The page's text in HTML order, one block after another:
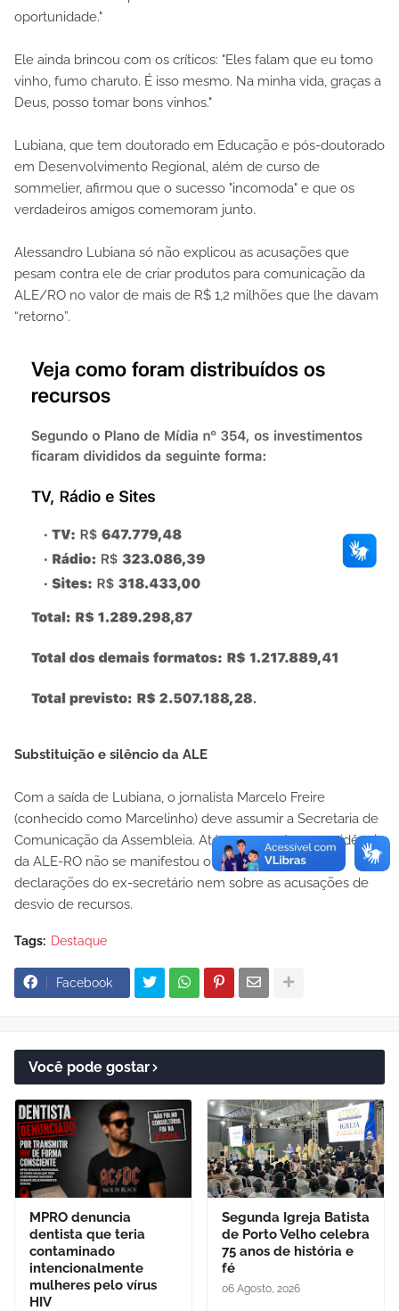
oportunidade."
Ele ainda brincou com os críticos: "Eles falam que eu tomo
vinho, fumo charuto. É isso mesmo. Na minha vida, graças a
Deus, posso tomar bons vinhos."
Lubiana, que tem doutorado em Educação e pós-doutorado
em Desenvolvimento Regional, além de curso de
sommelier, afirmou que o sucesso "incomoda" e que os
verdadeiros amigos comemoram junto.
Alessandro Lubiana só não explicou as acusações que
pesam contra ele de criar produtos para comunicação da
ALE/RO no valor de mais de R$ 1,2 milhões que lhe davam
“retorno”.
Substituição e silêncio da ALE
Com a saída de Lubiana, o jornalista Marcelo Freire
(conhecido como Marcelinho) deve assumir a Secretaria de
Comunicação da Assembleia. Até o momento, a presidência
da ALE-RO não se manifestou oficialmente sobre as
declarações do ex-secretário nem sobre as acusações de
desvio de recursos.
Tags: Destaque
Facebook
Você pode gostar
MPRO denuncia
dentista que teria
contaminado
intencionalmente
mulheres pelo vírus
HIV
Segunda Igreja Batista
de Porto Velho celebra
75 anos de história e
fé
06 Agosto, 2026